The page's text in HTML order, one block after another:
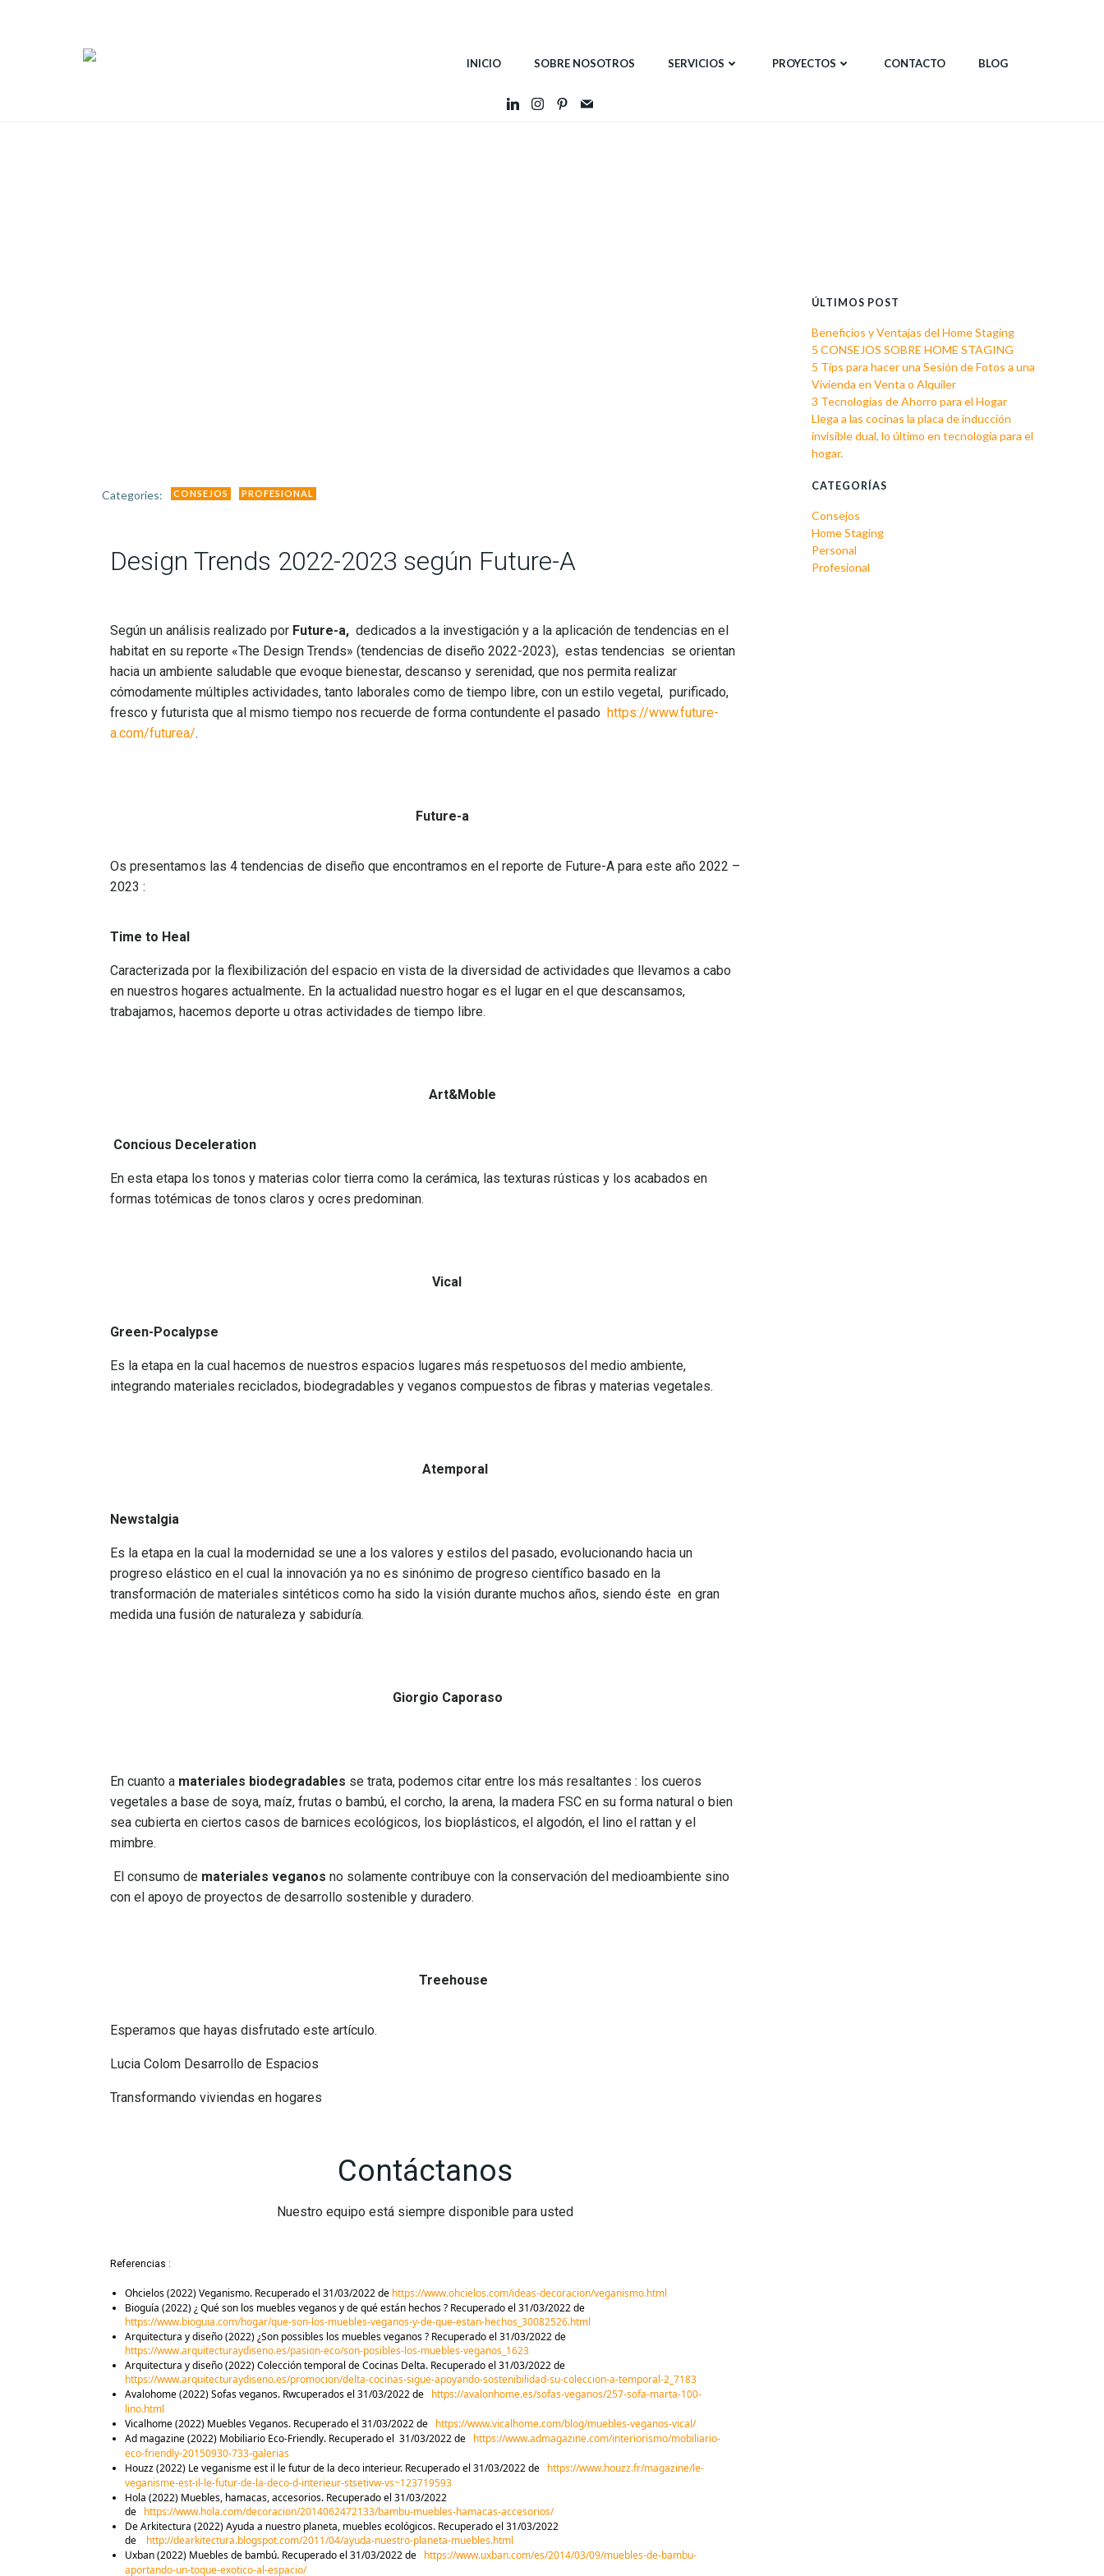
INICIO SOBRE NOSOTROS SERVICIOS PROYECTOS CONTACTO BLOG
Categories: CONSEJOS PROFESIONAL
Design Trends 2022-2023 según Future-A
Según un análisis realizado por Future-a, dedicados a la investigación y a la aplicación de tendencias en el
habitat en su reporte «The Design Trends» (tendencias de diseño 2022-2023), estas tendencias se orientan
hacia un ambiente saludable que evoque bienestar, descanso y serenidad, que nos permita realizar
cómodamente múltiples actividades, tanto laborales como de tiempo libre, con un estilo vegetal, purificado,
fresco y futurista que al mismo tiempo nos recuerde de forma contundente el pasado https://www.future-
a.com/futurea/.
Future-a
Os presentamos las 4 tendencias de diseño que encontramos en el reporte de Future-A para este año 2022 –
2023 :
Time to Heal
Caracterizada por la flexibilización del espacio en vista de la diversidad de actividades que llevamos a cabo
en nuestros hogares actualmente. En la actualidad nuestro hogar es el lugar en el que descansamos,
trabajamos, hacemos deporte u otras actividades de tiempo libre.
Art&Moble
Concious Deceleration
En esta etapa los tonos y materias color tierra como la cerámica, las texturas rústicas y los acabados en
formas totémicas de tonos claros y ocres predominan.
Vical
Green-Pocalypse
Es la etapa en la cual hacemos de nuestros espacios lugares más respetuosos del medio ambiente,
integrando materiales reciclados, biodegradables y veganos compuestos de fibras y materias vegetales.
Atemporal
Newstalgia
Es la etapa en la cual la modernidad se une a los valores y estilos del pasado, evolucionando hacia un
progreso elástico en el cual la innovación ya no es sinónimo de progreso científico basado en la
transformación de materiales sintéticos como ha sido la visión durante muchos años, siendo éste en gran
medida una fusión de naturaleza y sabiduría.
Giorgio Caporaso
En cuanto a materiales biodegradables se trata, podemos citar entre los más resaltantes : los cueros
vegetales a base de soya, maíz, frutas o bambú, el corcho, la arena, la madera FSC en su forma natural o bien
sea cubierta en ciertos casos de barnices ecológicos, los bioplásticos, el algodón, el lino el rattan y el
mimbre.
El consumo de materiales veganos no solamente contribuye con la conservación del medioambiente sino
con el apoyo de proyectos de desarrollo sostenible y duradero.
Treehouse
Esperamos que hayas disfrutado este artículo.
Lucia Colom Desarrollo de Espacios
Transformando viviendas en hogares
Contáctanos
Nuestro equipo está siempre disponible para usted
Referencias :
Ohcielos (2022) Veganismo. Recuperado el 31/03/2022 de https://www.ohcielos.com/ideas-decoracion/veganismo.html
Bioguía (2022) ¿ Qué son los muebles veganos y de qué están hechos ? Recuperado el 31/03/2022 de
https://www.bioguia.com/hogar/que-son-los-muebles-veganos-y-de-que-estan-hechos_30082526.html
Arquitectura y diseño (2022) ¿Son possibles los muebles veganos ? Recuperado el 31/03/2022 de
https://www.arquitecturaydiseno.es/pasion-eco/son-posibles-los-muebles-veganos_1623
Arquitectura y diseño (2022) Colección temporal de Cocinas Delta. Recuperado el 31/03/2022 de
https://www.arquitecturaydiseno.es/promocion/delta-cocinas-sigue-apoyando-sostenibilidad-su-coleccion-a-temporal-2_7183
Avalohome (2022) Sofas veganos. Rwcuperados el 31/03/2022 de https://avalonhome.es/sofas-veganos/257-sofa-marta-100-
lino.html
Vicalhome (2022) Muebles Veganos. Recuperado el 31/03/2022 de https://www.vicalhome.com/blog/muebles-veganos-vical/
Ad magazine (2022) Mobiliario Eco-Friendly. Recuperado el 31/03/2022 de https://www.admagazine.com/interiorismo/mobiliario-
eco-friendly-20150930-733-galerias
Houzz (2022) Le veganisme est il le futur de la deco interieur. Recuperado el 31/03/2022 de https://www.houzz.fr/magazine/le-
veganisme-est-il-le-futur-de-la-deco-d-interieur-stsetivw-vs~123719593
Hola (2022) Muebles, hamacas, accesorios. Recuperado el 31/03/2022
de https://www.hola.com/decoracion/2014062472133/bambu-muebles-hamacas-accesorios/
De Arkitectura (2022) Ayuda a nuestro planeta, muebles ecológicos. Recuperado el 31/03/2022
de
http://dearkitectura.blogspot.com/2011/04/ayuda-nuestro-planeta-muebles.html
Uxban (2022) Muebles de bambú. Recuperado el 31/03/2022 de https://www.uxban.com/es/2014/03/09/muebles-de-bambu-
aportando-un-toque-exotico-al-espacio/
ÚLTIMOS POST
Beneficios y Ventajas del Home Staging
5 CONSEJOS SOBRE HOME STAGING
5 Tips para hacer una Sesión de Fotos a una
Vivienda en Venta o Alquiler
3 Tecnologías de Ahorro para el Hogar
Llega a las cocinas la placa de inducción
invisible dual, lo último en tecnología para el
hogar.
CATEGORÍAS
Consejos
Home Staging
Personal
Profesional